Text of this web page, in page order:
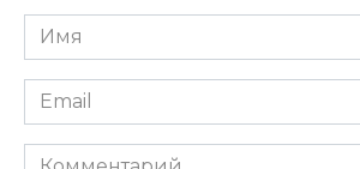
Имя
*
Email
*
Комментарий